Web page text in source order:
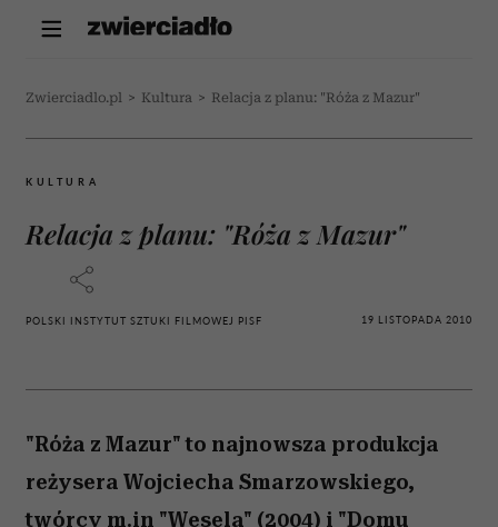
Zwierciadlo.pl > Kultura > Relacja z planu: "Róża z Mazur"
KULTURA
Relacja z planu: "Róża z Mazur"
POLSKI INSTYTUT SZTUKI FILMOWEJ PISF 19 LISTOPADA 2010
"Róża z Mazur" to najnowsza produkcja
reżysera Wojciecha Smarzowskiego,
twórcy m.in "Wesela" (2004) i "Domu